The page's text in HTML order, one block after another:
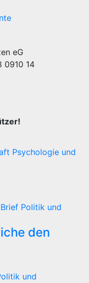
eG
0910 14
Psychologie und
Politik und
den
und